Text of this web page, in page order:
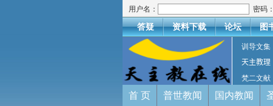
用户名： 密码：
答疑 资料下载 论坛 图
训导文集
天主教理
梵二文献
首 页 普世教闻 国内教闻